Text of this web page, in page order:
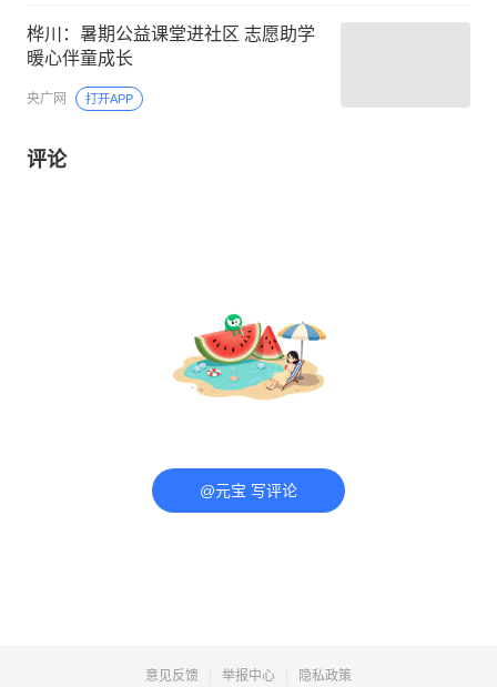
桦川：暑期公益课堂进社区 志愿助学
暖心伴童成长
央广网 打开APP
评论
@元宝 写评论
意见反馈 举报中心 隐私政策